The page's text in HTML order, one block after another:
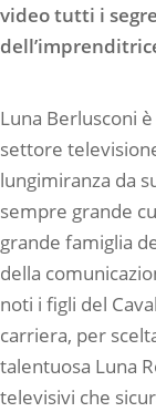
video tutti i
Luna Berlusconi
settore
lungimiranza da
sempre grande
grande famiglia
della
noti i figli del
carriera, per
talentuosa Luna
televisivi che